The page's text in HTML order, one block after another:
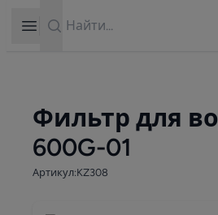
Open sidebar
Фильтр для
600G-01
Артикул:KZ308